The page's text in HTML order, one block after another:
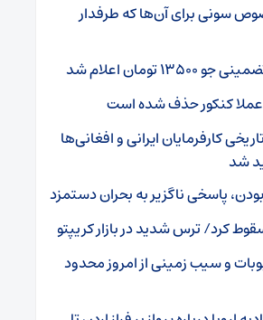
سونی برای آن‌ها که طرفدار
تومان اعلام شد
عملا کنکور حذف شده است
کارفرمایان ایرانی و افغانی‌ها
شد
پاسخی ناگزیر به بحران دستمزد
کرد/ ترس شدید در بازار کریپتو
و سیب زمینی از امروز محدود